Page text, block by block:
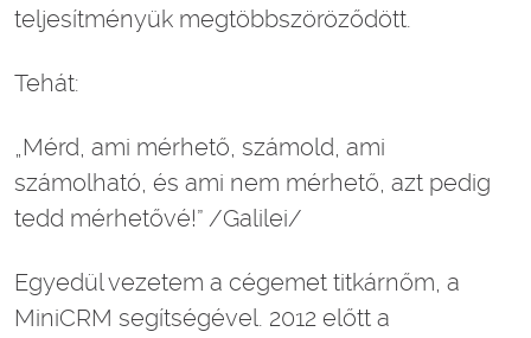
teljesítményük megtöbbszöröződött.
Tehát:
„Mérd, ami mérhető, számold, ami
számolható, és ami nem mérhető, azt pedig
tedd mérhetővé!” /Galilei/
Egyedül vezetem a cégemet titkárnőm, a
MiniCRM segítségével. 2012 előtt a